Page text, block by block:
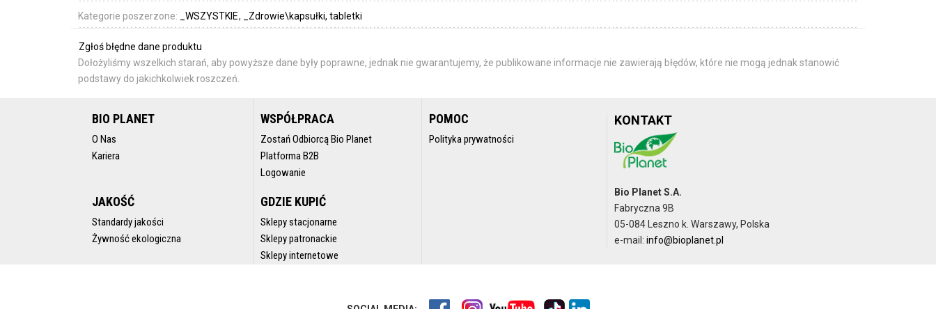
Kategorie poszerzone: _WSZYSTKIE _Zdrowie\kapsułki, tabletki
Zgłoś błędne dane produktu
Dołożyliśmy wszelkich starań, aby powyższe dane były poprawne, jednak nie gwarantujemy, że publikowane informacje nie zawierają błędów, które nie mogą jednak stanowić
podstawy do jakichkolwiek roszczeń.
BIO PLANET
O Nas
Kariera
WSPÓŁPRACA
Zostań Odbiorcą Bio Planet
Platforma B2B
Logowanie
POMOC
Polityka prywatności
JAKOŚĆ
Standardy jakości
Żywność ekologiczna
GDZIE KUPIĆ
Sklepy stacjonarne
Sklepy patronackie
Sklepy internetowe
KONTAKT
Bio Planet S.A.
Fabryczna 9B
05-084 Leszno k. Warszawy, Polska
e-mail:info@bioplanet.pl